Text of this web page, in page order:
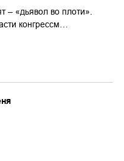
– «дьявол во плоти».
конгрессм…